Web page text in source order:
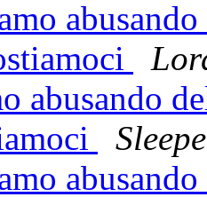
abusando